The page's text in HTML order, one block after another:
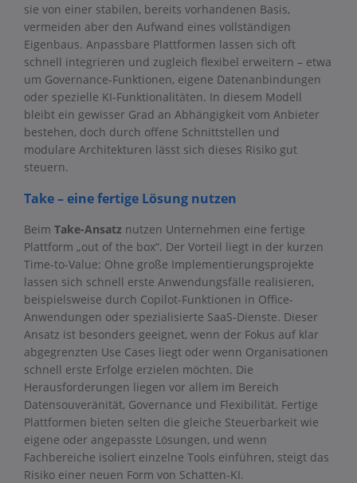
sie von einer stabilen, bereits vorhandenen Basis,
vermeiden aber den Aufwand eines vollständigen
Eigenbaus. Anpassbare Plattformen lassen sich oft
schnell integrieren und zugleich flexibel erweitern – etwa
um Governance-Funktionen, eigene Datenanbindungen
oder spezielle KI-Funktionalitäten. In diesem Modell
bleibt ein gewisser Grad an Abhängigkeit vom Anbieter
bestehen, doch durch offene Schnittstellen und
modulare Architekturen lässt sich dieses Risiko gut
steuern.
Take – eine fertige Lösung nutzen
Beim Take-Ansatz nutzen Unternehmen eine fertige
Plattform „out of the box“. Der Vorteil liegt in der kurzen
Time-to-Value: Ohne große Implementierungsprojekte
lassen sich schnell erste Anwendungsfälle realisieren,
beispielsweise durch Copilot-Funktionen in Office-
Anwendungen oder spezialisierte SaaS-Dienste. Dieser
Ansatz ist besonders geeignet, wenn der Fokus auf klar
abgegrenzten Use Cases liegt oder wenn Organisationen
schnell erste Erfolge erzielen möchten. Die
Herausforderungen liegen vor allem im Bereich
Datensouveränität, Governance und Flexibilität. Fertige
Plattformen bieten selten die gleiche Steuerbarkeit wie
eigene oder angepasste Lösungen, und wenn
Fachbereiche isoliert einzelne Tools einführen, steigt das
Risiko einer neuen Form von Schatten-KI.